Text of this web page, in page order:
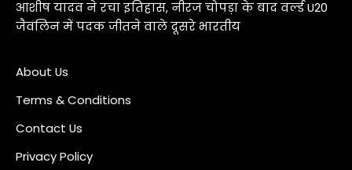
आशीष यादव ने रचा इतिहास, नीरज चोपड़ा के बाद वर्ल्ड U20
जैवलिन में पदक जीतने वाले दूसरे भारतीय
About Us
Terms & Conditions
Contact Us
Privacy Policy